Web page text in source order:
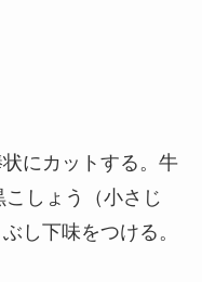
にカットする。牛
しょう（小さじ
し下味をつける。